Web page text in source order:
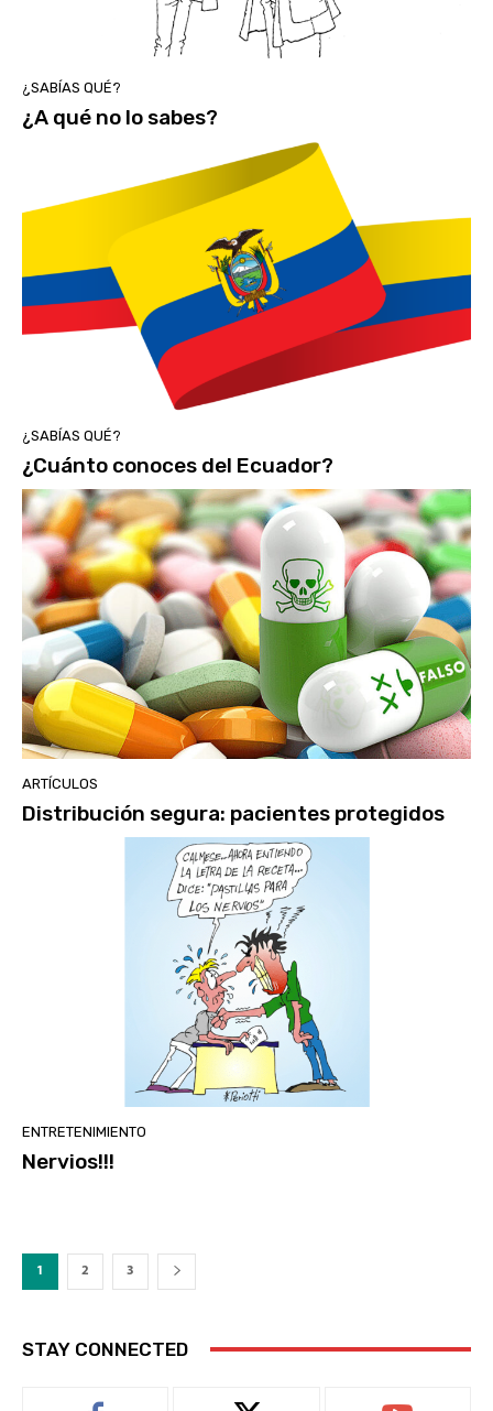
¿SABÍAS QUÉ?
¿A qué no lo sabes?
¿SABÍAS QUÉ?
¿Cuánto conoces del Ecuador?
ARTÍCULOS
Distribución segura: pacientes protegidos
ENTRETENIMIENTO
Nervios!!!
1 2 3
STAY CONNECTED